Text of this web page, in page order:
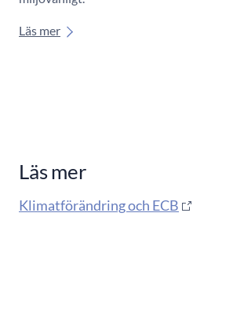
Läs mer
Läs mer
Klimatförändring och ECB